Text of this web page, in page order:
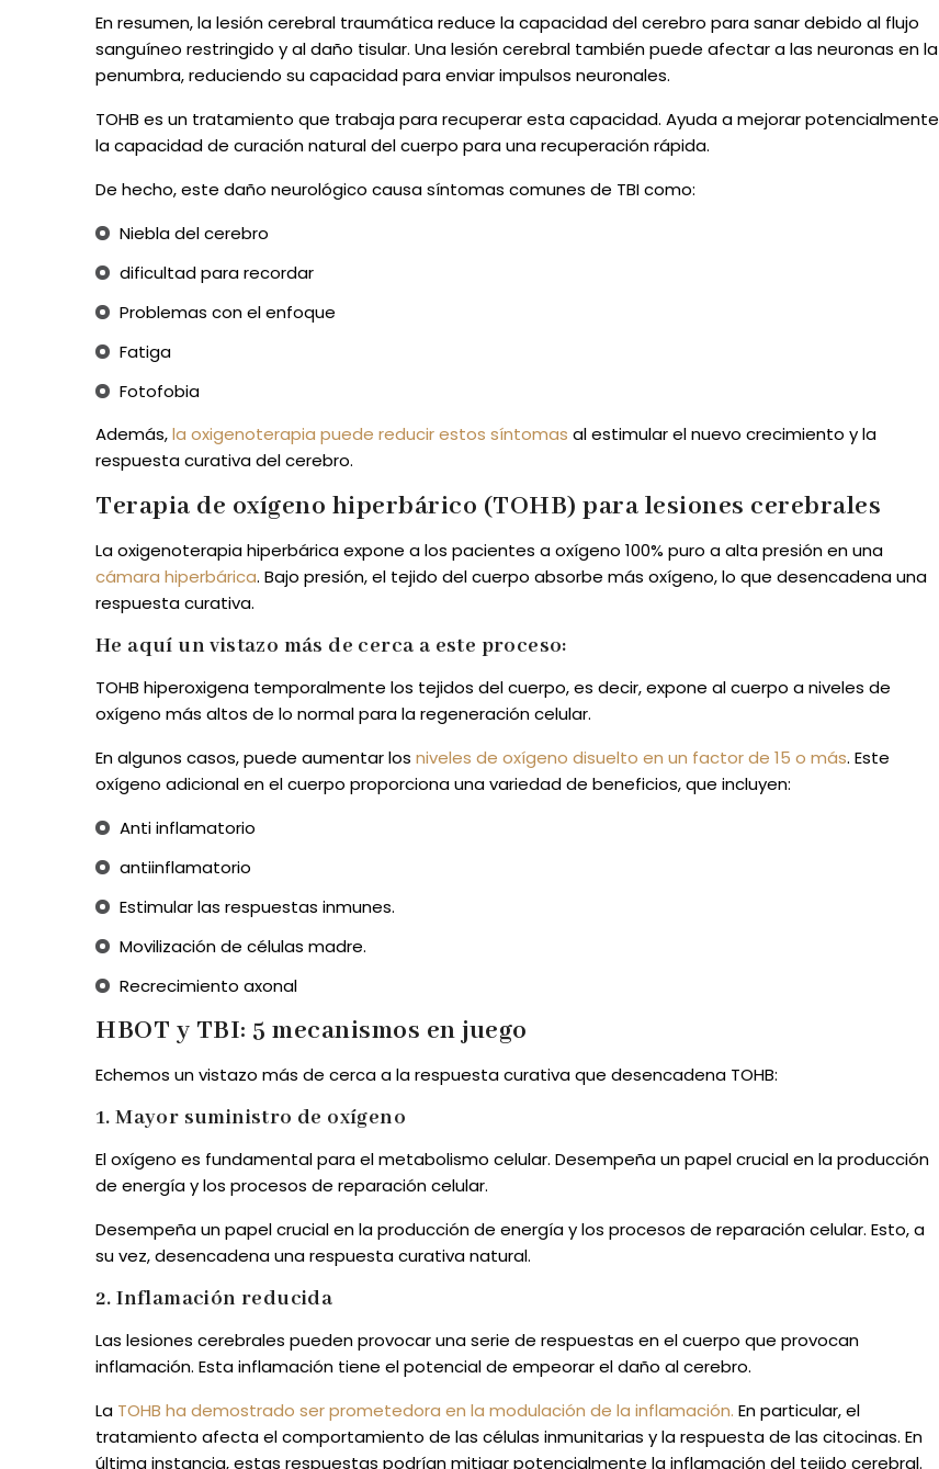
En resumen, la lesión cerebral traumática reduce la capacidad del cerebro para sanar debido al flujo
sanguíneo restringido y al daño tisular. Una lesión cerebral también puede afectar a las neuronas en la
penumbra, reduciendo su capacidad para enviar impulsos neuronales.
TOHB es un tratamiento que trabaja para recuperar esta capacidad. Ayuda a mejorar potencialmente
la capacidad de curación natural del cuerpo para una recuperación rápida.
De hecho, este daño neurológico causa síntomas comunes de TBI como:
Niebla del cerebro
dificultad para recordar
Problemas con el enfoque
Fatiga
Fotofobia
Además,la oxigenoterapia puede reducir estos síntomas al estimular el nuevo crecimiento y la
respuesta curativa del cerebro.
Terapia de oxígeno hiperbárico (TOHB) para lesiones cerebrales
La oxigenoterapia hiperbárica expone a los pacientes a oxígeno 100% puro a alta presión en una
cámara hiperbárica. Bajo presión, el tejido del cuerpo absorbe más oxígeno, lo que desencadena una
respuesta curativa.
He aquí un vistazo más de cerca a este proceso:
TOHB hiperoxigena temporalmente los tejidos del cuerpo, es decir, expone al cuerpo a niveles de
oxígeno más altos de lo normal para la regeneración celular.
En algunos casos, puede aumentar los niveles de oxígeno disuelto en un factor de 15 o más. Este
oxígeno adicional en el cuerpo proporciona una variedad de beneficios, que incluyen:
Anti inflamatorio
antiinflamatorio
Estimular las respuestas inmunes.
Movilización de células madre.
Recrecimiento axonal
HBOT y TBI: 5 mecanismos en juego
Echemos un vistazo más de cerca a la respuesta curativa que desencadena TOHB:
1. Mayor suministro de oxígeno
El oxígeno es fundamental para el metabolismo celular. Desempeña un papel crucial en la producción
de energía y los procesos de reparación celular.
Desempeña un papel crucial en la producción de energía y los procesos de reparación celular. Esto, a
su vez, desencadena una respuesta curativa natural.
2. Inflamación reducida
Las lesiones cerebrales pueden provocar una serie de respuestas en el cuerpo que provocan
inflamación. Esta inflamación tiene el potencial de empeorar el daño al cerebro.
La TOHB ha demostrado ser prometedora en la modulación de la inflamación. En particular, el
tratamiento afecta el comportamiento de las células inmunitarias y la respuesta de las citocinas. En
última instancia, estas respuestas podrían mitigar potencialmente la inflamación del tejido cerebral.